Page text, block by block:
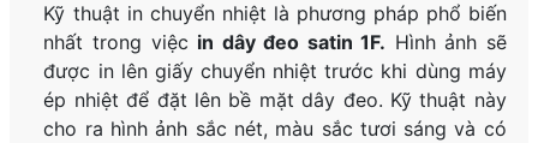
Kỹ thuật in chuyển nhiệt là phương pháp phổ biến
nhất trong việc in dây đeo satin 1F. Hình ảnh sẽ
được in lên giấy chuyển nhiệt trước khi dùng máy
ép nhiệt để đặt lên bề mặt dây đeo. Kỹ thuật này
cho ra hình ảnh sắc nét, màu sắc tươi sáng và có